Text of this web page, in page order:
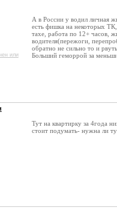
или
А в России у водил личная
есть фишка на некоторых
тахе, работа по 12+ часов,
водителя(пережоги,
обратно не сильно то и
Больший геморрой за
Тут на квартирку за 4года
стоит подумать- нужна ли